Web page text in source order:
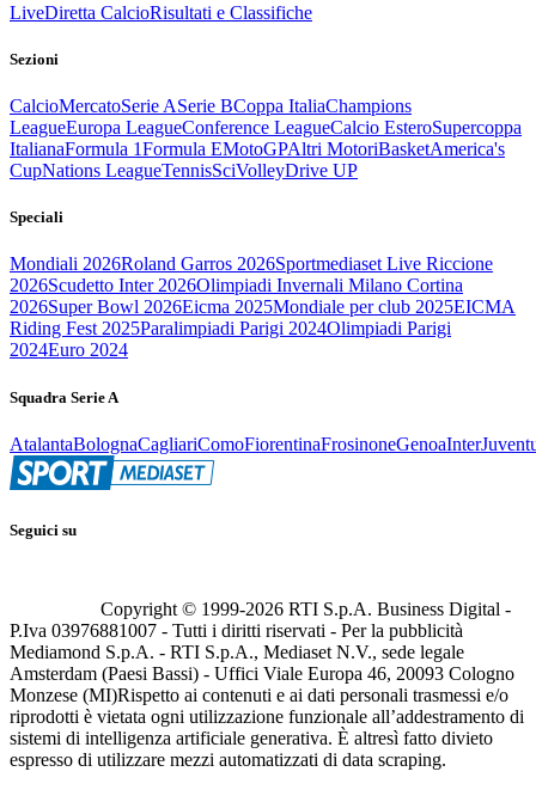
LiveDiretta CalcioRisultati e Classifiche
Sezioni
CalcioMercatoSerie ASerie BCoppa ItaliaChampions
LeagueEuropa LeagueConference LeagueCalcio EsteroSupercoppa
ItalianaFormula 1Formula EMotoGPAltri MotoriBasketAmerica's
CupNations LeagueTennisSciVolleyDrive UP
Speciali
Mondiali 2026Roland Garros 2026Sportmediaset Live Riccione
2026Scudetto Inter 2026Olimpiadi Invernali Milano Cortina
2026Super Bowl 2026Eicma 2025Mondiale per club 2025EICMA
Riding Fest 2025Paralimpiadi Parigi 2024Olimpiadi Parigi
2024Euro 2024
Squadra Serie A
AtalantaBolognaCagliariComoFiorentinaFrosinoneGenoaInter
Seguici su
Copyright © 1999-2026 RTI S.p.A. Business Digital -
P.Iva 03976881007 - Tutti i diritti riservati - Per la pubblicità
Mediamond S.p.A. - RTI S.p.A., Mediaset N.V., sede legale
Amsterdam (Paesi Bassi) - Uffici Viale Europa 46, 20093 Cologno
Monzese (MI)Rispetto ai contenuti e ai dati personali trasmessi e/o
riprodotti è vietata ogni utilizzazione funzionale all’addestramento di
sistemi di intelligenza artificiale generativa. È altresì fatto divieto
espresso di utilizzare mezzi automatizzati di data scraping.